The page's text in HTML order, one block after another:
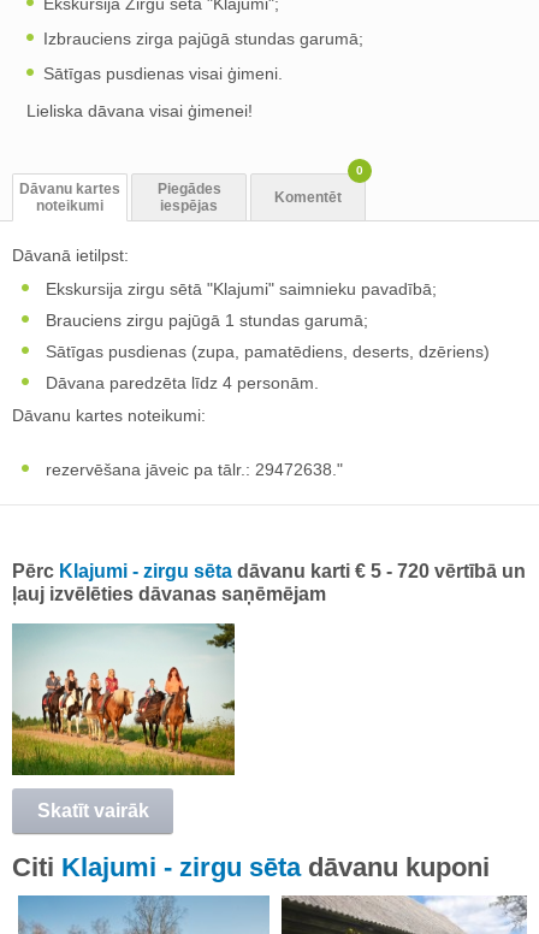
Izbrauciens zirga pajūgā stundas garumā;
Sātīgas pusdienas visai ģimeni.
Lieliska dāvana visai ģimenei!
Dāvanu kartes
noteikumi
Piegādes
iespējas
Komentēt
0
Dāvanā ietilpst:
Ekskursija zirgu sētā "Klajumi" saimnieku pavadībā;
Brauciens zirgu pajūgā 1 stundas garumā;
Sātīgas pusdienas (zupa, pamatēdiens, deserts, dzēriens)
Dāvana paredzēta līdz 4 personām.
Dāvanu kartes noteikumi:
rezervēšana jāveic pa tālr.: 29472638."
Pērc Klajumi - zirgu sēta dāvanu karti € 5 - 720 vērtībā un
ļauj izvēlēties dāvanas saņēmējam
Skatīt vairāk
Citi Klajumi - zirgu sētadāvanu kuponi